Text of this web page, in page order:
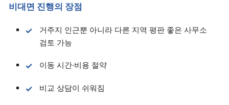
비대면 진행의 장점
거주지 인근뿐 아니라 다른 지역 평판 좋은 사무소
검토 가능
이동 시간·비용 절약
비교 상담이 쉬워짐